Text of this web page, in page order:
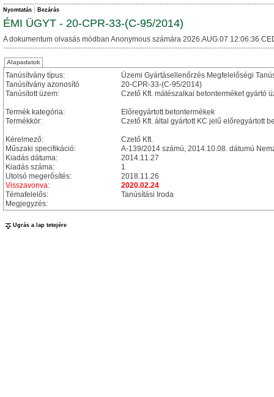
Nyomtatás Bezárás
ÉMI ÜGYT - 20-CPR-33-(C-95/2014)
A dokumentum olvasás módban Anonymous számára 2026.AUG.07 12:06:36
Alapadatok
Tanúsítvány típus:
Üzemi Gyártásellenőrzés Megfelelőségi
Tanúsítvány azonosító
20-CPR-33-(C-95/2014)
Tanúsított üzem:
Czető Kft. mátészalkai betonterméket gyártó
Termék kategória:
Előregyártott betontermékek
Termékkör:
Czető Kft. által gyártott KC jelű előregyártott
Kérelmező:
Czető Kft.
Műszaki specifikáció:
A-139/2014 számú, 2014.10.08. dátumú
Kiadás dátuma:
2014.11.27
Kiadás száma:
1
Utolsó megerősítés:
2018.11.26
Visszavonva:
2020.02.24
Témafelelős:
Tanúsítási Iroda
Megjegyzés:
Ugrás a lap tetejére